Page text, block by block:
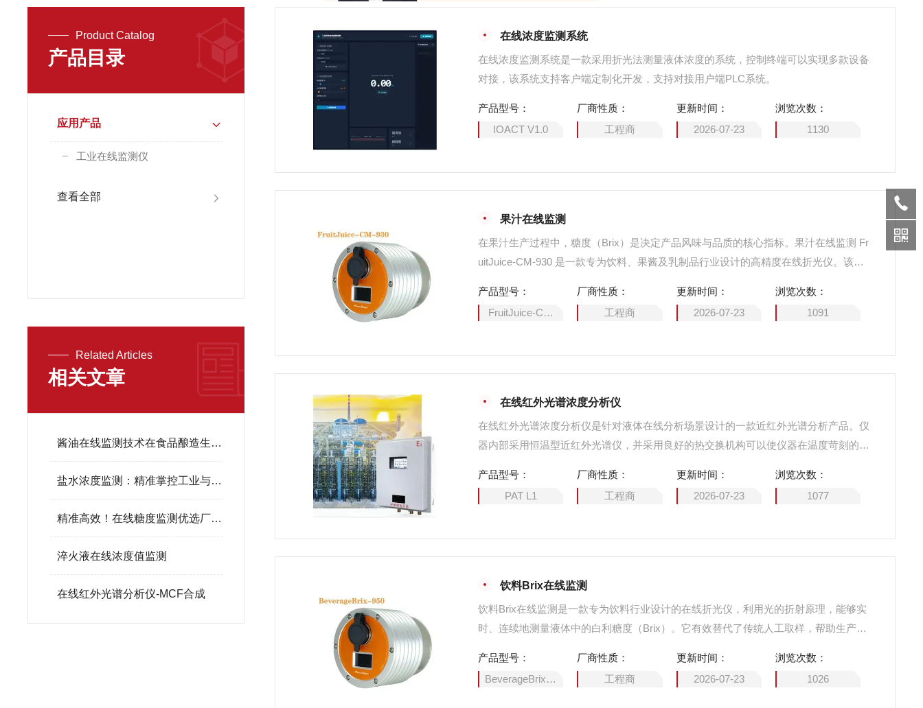
Product Catalog
产品目录
应用产品
工业在线监测仪
查看全部
Related Articles
相关文章
酱油在线监测技术在食品酿造生产中的实践运用
盐水浓度监测：精准掌控工业与生态的“咸淡”尺度
精准高效！在线糖度监测优选厂家推荐，助力食品行业质量全程可控
淬火液在线浓度值监测
在线红外光谱分析仪-MCF合成
在线浓度监测系统
在线浓度监测系统是一款采用折光法测量液体浓度的系统，控制终端可以实现多款设备
对接，该系统支持客户端定制化开发，支持对接用户端PLC系统。
产品型号：
IOACT V1.0
厂商性质：
工程商
更新时间：
2026-07-23
浏览次数：
1130
果汁在线监测
在果汁生产过程中，糖度（Brix）是决定产品风味与品质的核心指标。果汁在线监测 Fr
uitJuice-CM-930 是一款专为饮料、果酱及乳制品行业设计的高精度在线折光仪。该设
折射率并转化为糖度值。它解决了传统人工取样和离线检测的繁琐流程，有效解决了生
产过程中因人工滞后导致的批次质量波动问题，是实现果汁生产自动化、标准
产品型号：
FruitJuice-CM-930
厂商性质：
工程商
更新时间：
2026-07-23
浏览次数：
1091
在线红外光谱浓度分析仪
在线红外光谱浓度分析仪是针对液体在线分析场景设计的一款近红外光谱分析产品。仪
器内部采用恒温型近红外光谱仪，并采用良好的热交换机构可以使仪器在温度苛刻的条
通池及漫反射探头根据用户场景可适配选择，所选采样附件根据不同工况条件可进行定
制，在严苛温度、酸碱度和压力等条件下可长久稳定工作。
产品型号：
PAT L1
厂商性质：
工程商
更新时间：
2026-07-23
浏览次数：
1077
饮料Brix在线监测
饮料Brix在线监测是一款专为饮料行业设计的在线折光仪，利用光的折射原理，能够实
时、连续地测量液体中的白利糖度（Brix）。它有效替代了传统人工取样，帮助生产管
产品型号：
BeverageBrix-950
厂商性质：
工程商
更新时间：
2026-07-23
浏览次数：
1026